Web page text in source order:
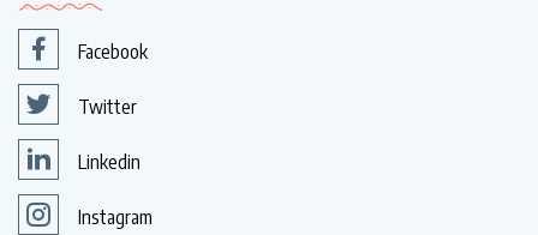
Facebook
Twitter
Linkedin
Instagram